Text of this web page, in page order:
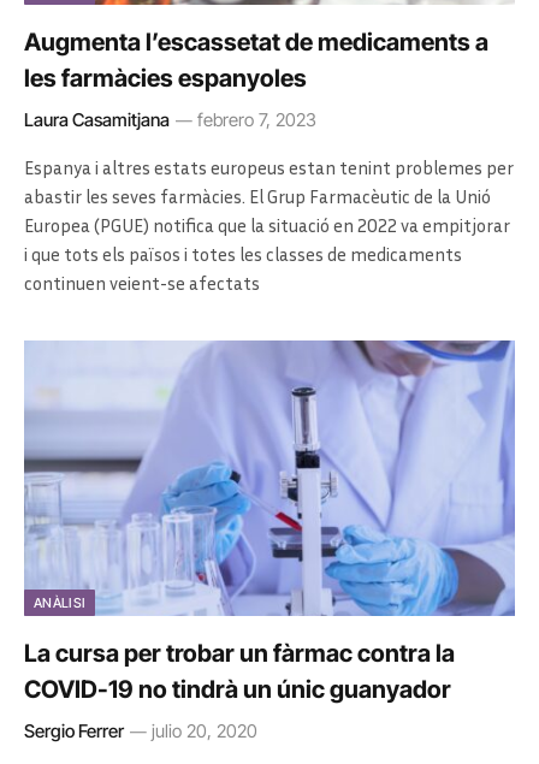
Augmenta l’escassetat de medicaments a
les farmàcies espanyoles
Laura Casamitjana febrero 7, 2023
Espanya i altres estats europeus estan tenint problemes per
abastir les seves farmàcies. El Grup Farmacèutic de la Unió
Europea (PGUE) notifica que la situació en 2022 va empitjorar
i que tots els països i totes les classes de medicaments
continuen veient-se afectats
ANÀLISI
La cursa per trobar un fàrmac contra la
COVID-19 no tindrà un únic guanyador
Sergio Ferrer julio 20, 2020